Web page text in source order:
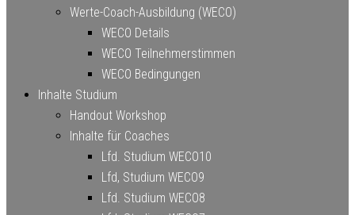
Werte-Coach-Ausbildung (WECO)
WECO Details
WECO Teilnehmerstimmen
WECO Bedingungen
Inhalte Studium
Handout Workshop
Inhalte für Coaches
Lfd. Studium WECO10
Lfd, Studium WECO9
Lfd. Studium WECO8